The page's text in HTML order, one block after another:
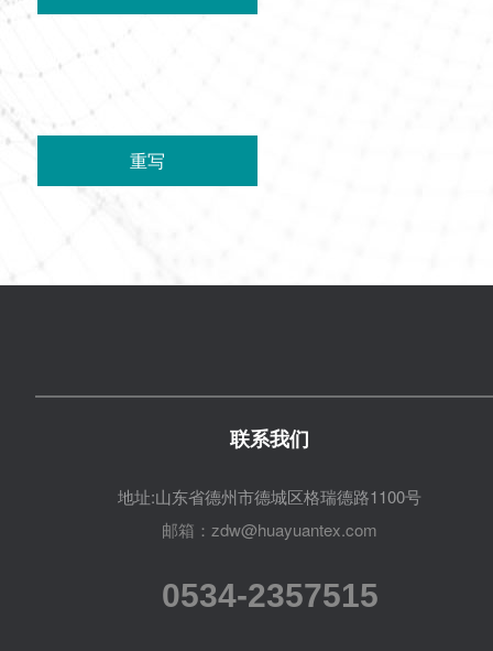
联系我们
地址:山东省德州市德城区格瑞德路1100号
邮箱：zdw@huayuantex.com
0534-2357515